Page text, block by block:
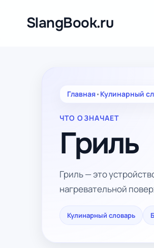
содержимомуSlangBook.ru
Главная• Кулинарный
ЧТО ОЗНАЧАЕТ
Гриль
Гриль — это
нагревательной
Кулинарный словарь